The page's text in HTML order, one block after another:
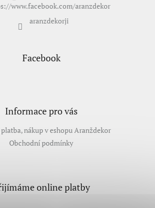
www.facebook.com/aranzdekor
aranzdekorji
Facebook
Informace pro vás
nákup v eshopu Aranždekor
Obchodní podmínky
online platby